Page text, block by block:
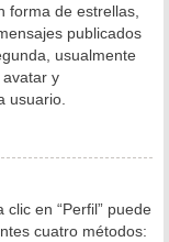
forma de estrellas,
publicados
usualmente
y
usuario.
en “Perfil” puede
cuatro métodos: